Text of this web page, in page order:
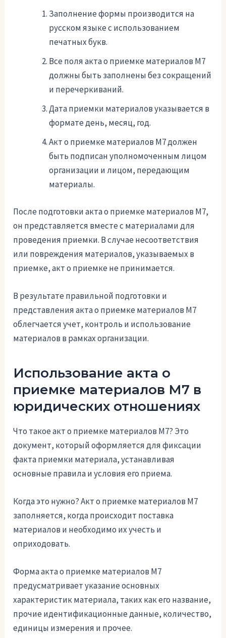
Заполнение формы производится на
русском языке с использованием
печатных букв.
Все поля акта о приемке материалов М7
должны быть заполнены без сокращений
и перечеркиваний.
Дата приемки материалов указывается в
формате день, месяц, год.
Акт о приемке материалов М7 должен
быть подписан уполномоченным лицом
организации и лицом, передающим
материалы.
После подготовки акта о приемке материалов М7,
он представляется вместе с материалами для
проведения приемки. В случае несоответствия
или повреждения материалов, указываемых в
приемке, акт о приемке не принимается.
В результате правильной подготовки и
представления акта о приемке материалов М7
облегчается учет, контроль и использование
материалов в рамках организации.
Использование акта о
приемке материалов М7 в
юридических отношениях
Что такое акт о приемке материалов М7? Это
документ, который оформляется для фиксации
факта приемки материала, устанавливая
основные правила и условия его приема.
Когда это нужно? Акт о приемке материалов М7
заполняется, когда происходит поставка
материалов и необходимо их учесть и
оприходовать.
Форма акта о приемке материалов М7
предусматривает указание основных
характеристик материала, таких как его название,
прочие идентификационные данные, количество,
единицы измерения и прочее.